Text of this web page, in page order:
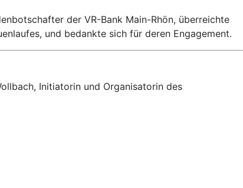
der VR-Bank Main-Rhön, überreichte
und bedankte sich für deren Engagement.
Initiatorin und Organisatorin des